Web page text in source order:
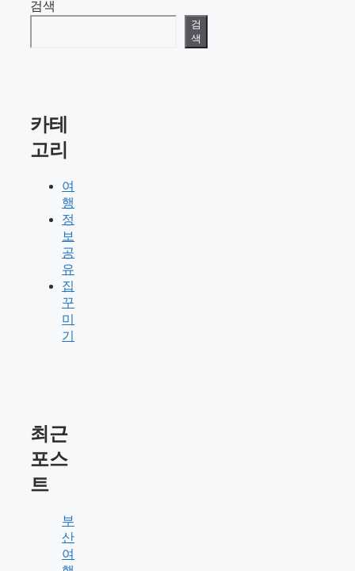
검색
검
색
카테
고리
여
행
정
보
공
유
집
꾸
미
기
최근
포스
트
부
산
여